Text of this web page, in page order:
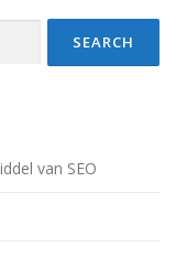
van SEO